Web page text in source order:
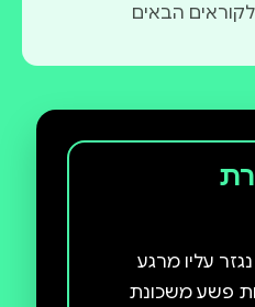
הבאים
עליו מרגע
פשע משכונת